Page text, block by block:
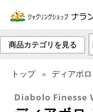
商品カテゴリを見る
トップ ディアボロ
Diabolo Finesse